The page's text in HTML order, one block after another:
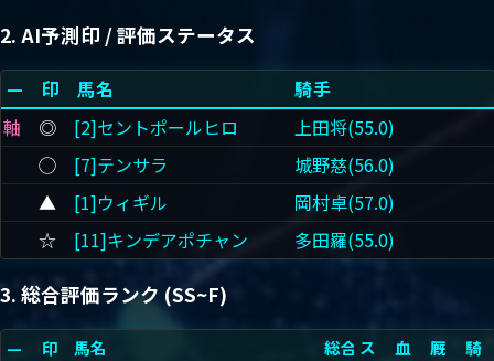
2. AI予測印 / 評価ステータス
— 印 馬名
騎手
軸
◎ [2]セントポールヒロ
上田将(55.0)
◯
[7]テンサラ
城野慈(56.0)
▲
[1]ウィギル
岡村卓(57.0)
☆
[11]キンデアポチャン 多田羅(55.0)
3. 総合評価ランク (SS~F)
— 印 馬名 総合 ス 血 厩
騎